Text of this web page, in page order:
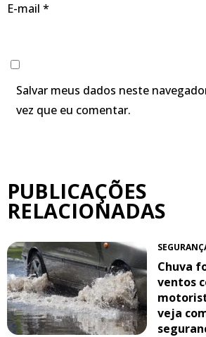
E-mail *
Salvar meus dados neste
vez que eu comentar.
PUBLICAÇÕES
RELACIONADAS
Chuva
ventos
veja